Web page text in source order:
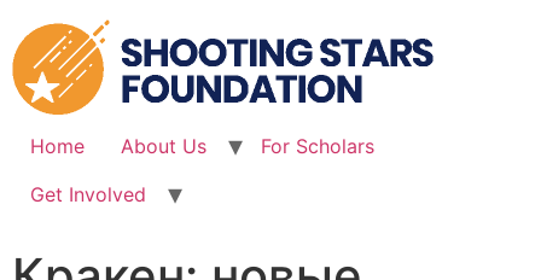
to
content
Home About Us
For Scholars
Get Involved